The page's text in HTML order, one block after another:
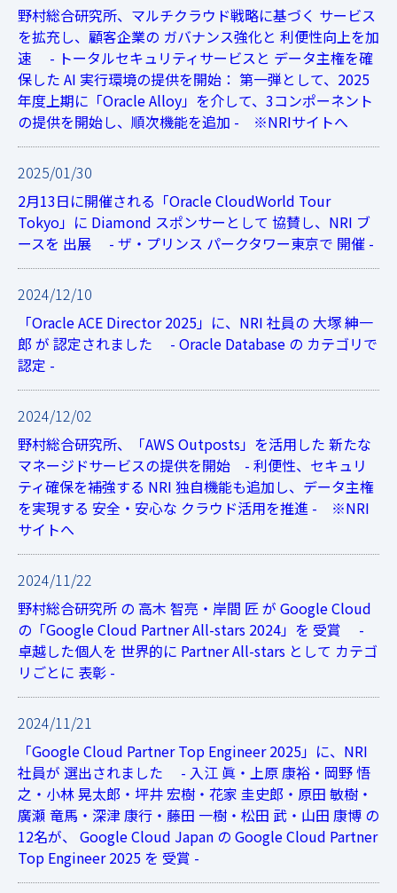
野村総合研究所、マルチクラウド戦略に基づく サービス
を拡充し、顧客企業の ガバナンス強化と 利便性向上を加
速 - トータルセキュリティサービスと データ主権を確
保した AI 実行環境の提供を開始： 第一弾として、2025
年度上期に「Oracle Alloy」を介して、3コンポーネント
の提供を開始し、順次機能を追加 - ※NRIサイトへ
2025/01/30
2月13日に開催される「Oracle CloudWorld Tour
Tokyo」に Diamond スポンサーとして 協賛し、NRI ブ
ースを 出展 - ザ・プリンス パークタワー東京で 開催 -
2024/12/10
「Oracle ACE Director 2025」に、NRI 社員の 大塚 紳一
郎 が 認定されました - Oracle Database の カテゴリで
認定 -
2024/12/02
野村総合研究所、「AWS Outposts」を活用した 新たな
マネージドサービスの提供を開始 - 利便性、セキュリ
ティ確保を補強する NRI 独自機能も追加し、データ主権
を実現する 安全・安心な クラウド活用を推進 - ※NRI
サイトへ
2024/11/22
野村総合研究所 の 高木 智亮・岸間 匠 が Google Cloud
の「Google Cloud Partner All-stars 2024」を 受賞 -
卓越した個人を 世界的に Partner All-stars として カテゴ
リごとに 表彰 -
2024/11/21
「Google Cloud Partner Top Engineer 2025」に、NRI
社員が 選出されました - 入江 眞・上原 康裕・岡野 悟
之・小林 晃太郎・坪井 宏樹・花家 圭史郎・原田 敏樹・
廣瀬 竜馬・深津 康行・藤田 一樹・松田 武・山田 康博 の
12名が、 Google Cloud Japan の Google Cloud Partner
Top Engineer 2025 を 受賞 -